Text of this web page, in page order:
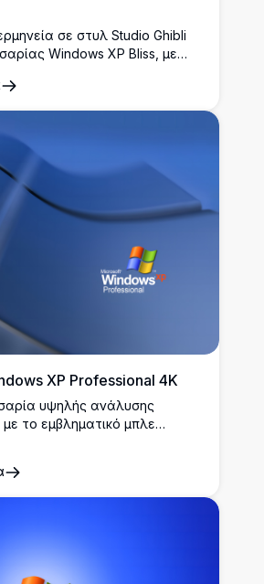
σε στυλ Studio Ghibli
Windows XP Bliss, με
έναν ζωηρό γαλάζιο ουρανό
XP Professional 4K
υψηλής ανάλυσης
το εμβληματικό μπλε
φόντα επιφάνειας
αισθητική.